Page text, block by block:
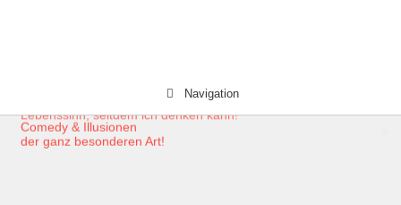
Navigation
Menschen zu begeistern ist mein
Lebenssinn, seitdem ich denken kann!